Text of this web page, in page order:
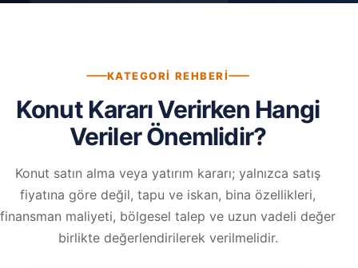
KATEGORI REHBERI
Konut Kararı Verirken Hangi
Veriler Önemlidir?
Konut satın alma veya yatırım kararı; yalnızca satış
fiyatına göre değil, tapu ve iskan, bina özellikleri,
finansman maliyeti, bölgesel talep ve uzun vadeli değer
birlikte değerlendirilerek verilmelidir.